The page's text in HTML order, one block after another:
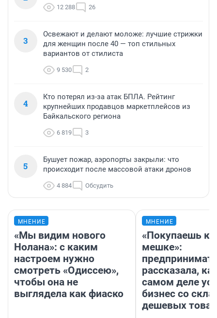
12 288 26
3
Освежают и делают моложе: лучшие стрижки
для женщин после 40 — топ стильных
вариантов от стилиста
9 530 2
4
Кто потерял из-за атак БПЛА. Рейтинг
крупнейших продавцов маркетплейсов из
Байкальского региона
6 819 3
5
Бушует пожар, аэропорты закрыли: что
происходит после массовой атаки дронов
4 884 Обсудить
МНЕНИЕ
«Мы видим нового
Нолана»: с каким
настроем нужно
смотреть «Одиссею»,
чтобы она не
выглядела как фиаско
МНЕНИЕ
«Покупаешь
мешке»:
рассказала,
самом деле
бизнес со
дешевых